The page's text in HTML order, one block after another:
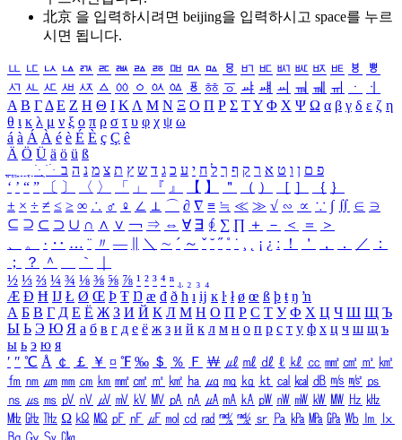
北京 을 입력하시려면 beijing을 입력하시고 space를 누르
시면 됩니다.
ㅥ ㅦ ㅧ ㅨ ㅩ ㅪ ㅫ ㅬ ㅭ ㅮ ㅯ ㅰ ㅱ ㅲ ㅳ ㅴ ㅵ ㅶ ㅷ ㅸ
ㅹ
ㅺ ㅻ ㅼ ㅽ ㅾ ㅿ ㆀ ㆁ ㆂ ㆃ ㆄ ㆅ ㆆ ㆇ ㆈ ㆉ ㆊ ㆋ ㆌ ㆍ
ㆎ
Α Β ΓΔ Ε Ζ Η Θ Ι ΚΛ Μ Ν Ξ Ο Π Ρ Σ ΤΥ Φ Χ Ψ Ω α β γ δ ε ζ η
θ ι κ λ μ ν ξ ο π ρ σ τ υ φ χ ψ ω
á à Á À é è É È ç Ç ê
Ä Ö Ü ä ö ü ß
ִֶֹ ֻּ ׁׂ פ ם ן ו ט א ר ק ף ך ל ח י ע כ ג ד ש ץ ת צ מ נ ה ב
‘ ’ “ ” 〔 〕 〈 〉 「 」 『 』 【 】 ＂ （ ） ［ ］ ｛ ｝
± × ÷ ≠ ≤ ≥ ∞ ∴ ♂ ♀ ∠ ⊥ ⌒ ∂ ∇ ≡ ≒ ≪ ≫ √ ∽ ∝ ∵ ∫ ∬ ∈ ∋
⊆ ⊇ ⊂ ⊃ ∪ ∩ ∧ ∨ ￢ ⇒ ⇔ ∀ ∃ ∮ ∑ ∏ ＋ － ＜ ＝
＞
、
。 · ‥ … ¨ 〃 ― ＼ ∼ ´ ～ ˇ ˘ ˝ ˚ ˙ ¸ ¡ ¿ ː ！ ＇ ， ． ／
：
；
？ ＾ ｀
½ ⅓ ⅔ ¼ ¾ ⅛ ⅜ ⅝ ⅞ ¹ ² ³ ⁴ ⁿ ₁ ₂ ₃ ₄
Æ Ð Ħ Ĳ Ł Ø Œ Þ Ŧ Ŋ æ đ ð ħ ı ĳ ĸ ŀ ł ø œ ß þ ŧ ŋ ŉ
А Б В Г Д Е Ё Ж З И Й К Л М Н О П Р С Т У Ф Х Ц Ч Ш Щ Ъ
Ы Ь Э Ю Я а б в г д е ё ж з и й к л м н о п р с т у ф х ц ч ш щ ъ
ы ь э ю я
′ ″ ℃ Å ￠ ￡ ￥ ¤ ℉ ‰ ＄ ％ Ｆ ￦ ㎕ ㎖ ㎗ ℓ ㎘ ㏄ ㎣ ㎤ ㎥ ㎦
㎙ ㎚ ㎛ ㎜ ㎝ ㎞ ㎟ ㎠ ㎡ ㎢ ㏊ ㎍ ㎎ ㎏ ㏏ ㎈ ㎉ ㏈ ㎧ ㎨ ㎰
㎱ ㎲ ㎳ ㎴ ㎵ ㎶ ㎷ ㎸ ㎹ ㎀ ㎁ ㎂ ㎃ ㎄ ㎺ ㎻ ㎽ ㎾ ㎿ ㎐ ㎑
㎒ ㎓ ㎔ Ω ㏀ ㏁ ㎊ ㎋ ㎌ ㏖ ㏅ ㎭ ㎮ ㎯ ㏛ ㎩ ㎪ ㎫ ㎬ ㏝ ㏐
㏓